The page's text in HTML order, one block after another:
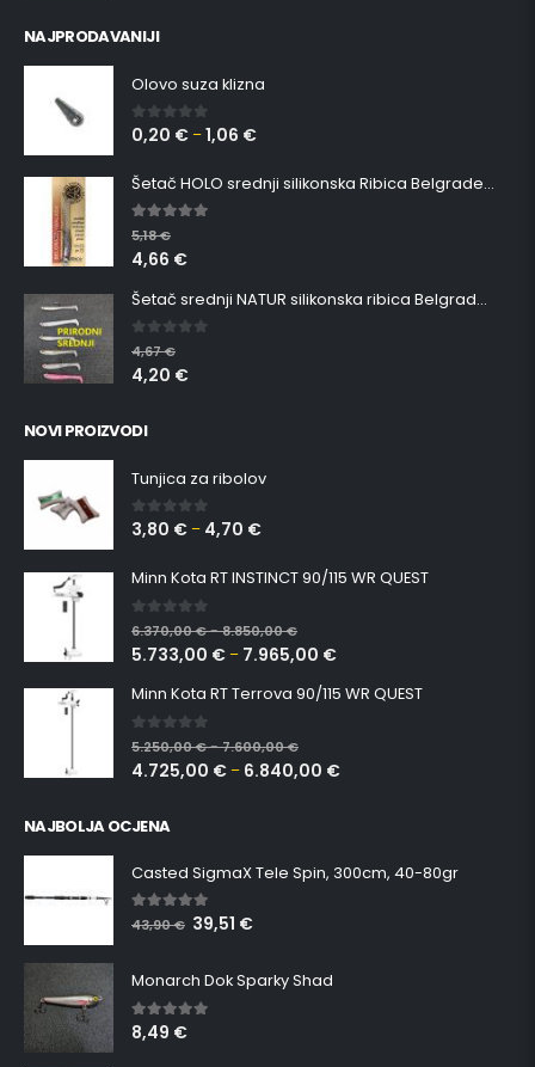
NAJPRODAVANIJI
Olovo suza klizna
0 out of 5
0,20 € –1,06 €
Šetač HOLO srednji silikonska Ribica Belgrade Walker
5.00out of 5
5,18€
4,66 €
Šetač srednji NATUR silikonska ribica Belgrade Walker
0 out of 5
4,67€
4,20 €
NOVI PROIZVODI
Tunjica za ribolov
0 out of 5
3,80 € – 4,70 €
Minn Kota RT INSTINCT 90/115 WR QUEST
0 out of 5
6.370,00€–8.850,00€
5.733,00 € – 7.965,00 €
Minn Kota RT Terrova 90/115 WR QUEST
0 out of 5
5.250,00€–7.600,00€
4.725,00 € – 6.840,00 €
NAJBOLJA OCJENA
Casted SigmaX Tele Spin, 300cm, 40-80gr
5.00out of 5
43,90€ 39,51 €
Monarch Dok Sparky Shad
5.00 out of 5
8,49 €